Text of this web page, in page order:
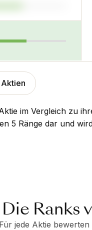
im Vergleich zu
5 Ränge dar und
Die Ranks
jede Aktie